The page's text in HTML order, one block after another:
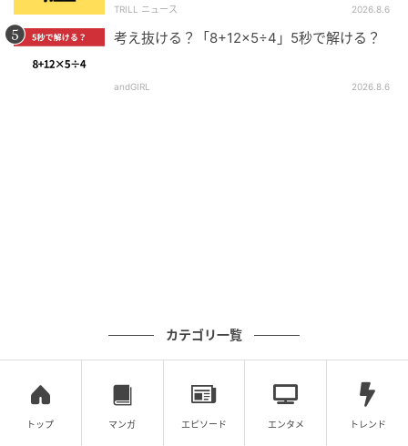
TRILL ニュース 2026.8.6
考え抜ける？「8+12×5÷4」5秒で解ける？
andGIRL 2026.8.6
カテゴリ一覧
トップ マンガ エピソード エンタメ トレンド